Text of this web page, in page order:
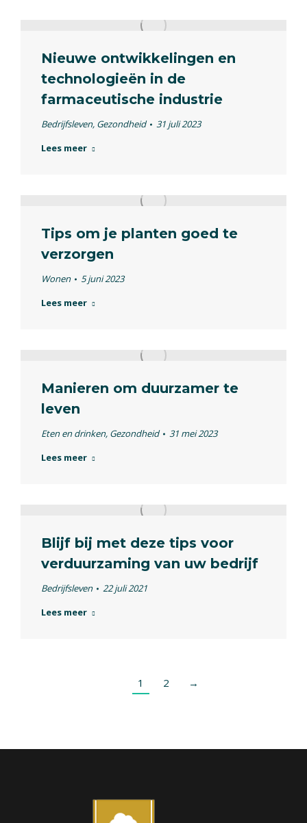
Nieuwe ontwikkelingen en
technologieën in de
farmaceutische industrie
Bedrijfsleven, Gezondheid
31 juli 2023
Lees meer
Tips om je planten goed te
verzorgen
Wonen
5 juni 2023
Lees meer
Manieren om duurzamer te
leven
Eten en drinken, Gezondheid
31 mei 2023
Lees meer
Blijf bij met deze tips voor
verduurzaming van uw bedrijf
Bedrijfsleven
22 juli 2021
Lees meer
1 2 →